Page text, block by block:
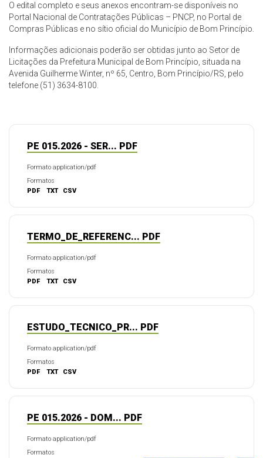
O edital completo e seus anexos encontram-se disponíveis no
Portal Nacional de Contratações Públicas – PNCP, no Portal de
Compras Públicas e no sítio oficial do Município de Bom Princípio.
Informações adicionais poderão ser obtidas junto ao Setor de
Licitações da Prefeitura Municipal de Bom Princípio, situada na
Avenida Guilherme Winter, nº 65, Centro, Bom Princípio/RS, pelo
telefone (51) 3634-8100.
PE 015.2026 - SER... PDF
Formato application/pdf
Formatos
PDF
TXT CSV
TERMO_DE_REFERENC... PDF
Formato application/pdf
Formatos
PDF
TXT CSV
ESTUDO_TECNICO_PR... PDF
Formato application/pdf
Formatos
PDF
TXT CSV
PE 015.2026 - DOM... PDF
Formato application/pdf
Formatos